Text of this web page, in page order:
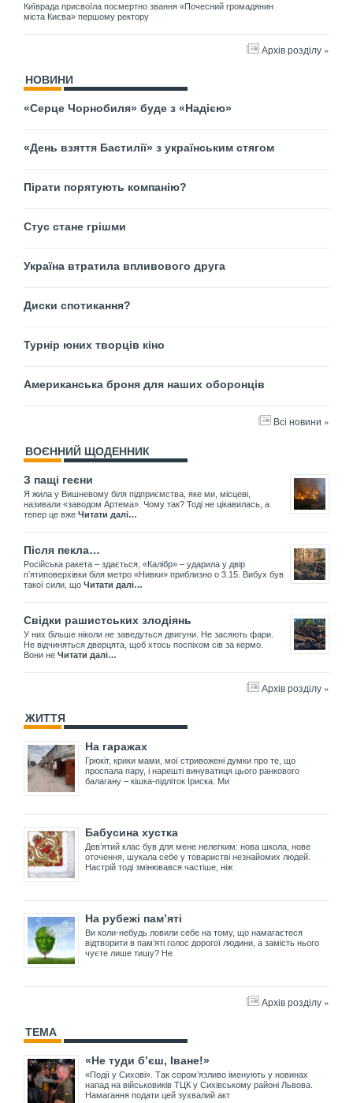
Київрада присвоїла посмертно звання «Почесний громадянин
міста Києва» першому ректору
Архів розділу »
НОВИНИ
«Серце Чорнобиля» буде з «Надією»
«День взяття Бастилії» з українським стягом
Пірати порятують компанію?
Стус стане грішми
Україна втратила впливового друга
Диски спотикання?
Турнір юних творців кіно
Американська броня для наших оборонців
Всі новини »
ВОЄННИЙ ЩОДЕННИК
З пащі геєни
Я жила у Вишневому біля підприємства, яке ми, місцеві,
називали «заводом Артема». Чому так? Тоді не цікавилась, а
тепер це вже Читати далі…
Після пекла…
Російська ракета – здається, «Калібр» – ударила у двір
пʼятиповерхівки біля метро «Нивки» приблизно о 3.15. Вибух був
такої сили, що Читати далі…
Свідки рашистських злодіянь
У них більше ніколи не заведуться двигуни. Не засяють фари.
Не відчиняться дверцята, щоб хтось поспіхом сів за кермо.
Вони не Читати далі…
Архів розділу »
ЖИТТЯ
На гаражах
Грюкіт, крики мами, мої стривожені думки про те, що
проспала пару, і нарешті винуватиця цього ранкового
балагану – кішка-підліток Іриска. Ми
Бабусина хустка
Дев’ятий клас був для мене нелегким: нова школа, нове
оточення, шукала себе у товаристві незнайомих людей.
Настрій тоді змінювався частіше, ніж
На рубежі пам’яті
Ви коли-небудь ловили себе на тому, що намагаєтеся
відтворити в пам’яті голос дорогої людини, а замість нього
чуєте лише тишу? Не
Архів розділу »
ТЕМА
«Не туди б’єш, Іване!»
«Події у Сихові». Так сором’язливо іменують у новинах
напад на військовиків ТЦК у Сихівському районі Львова.
Намагання подати цей зухвалий акт